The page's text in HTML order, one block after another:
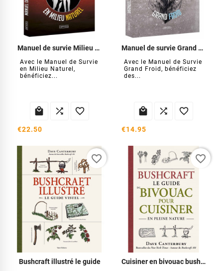
Manuel de survie Milieu Naturel
Avec le Manuel de Survie
en Milieu Naturel,
bénéficiez...
  
€22.50
Manuel de survie Grand Froid
Avec le Manuel de Survie
Grand Froid, bénéficiez
des...
  
€14.95
Bushcraft illustré le guide
favorite_border
Cuisiner en bivouac bushcraft
favorite_border